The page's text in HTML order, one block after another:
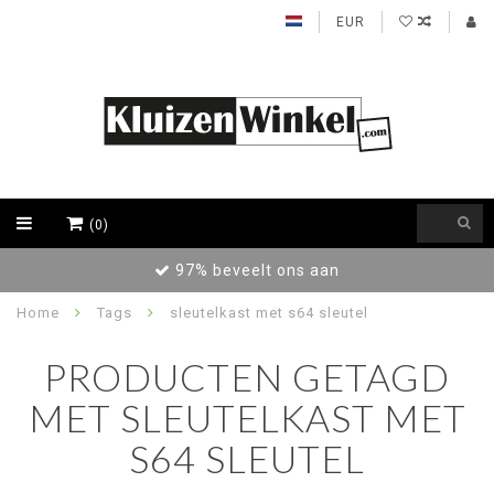
EUR
(0)
97% beveelt ons aan
Home Tags sleutelkast met s64 sleutel
PRODUCTEN GETAGD
MET SLEUTELKAST MET
S64 SLEUTEL